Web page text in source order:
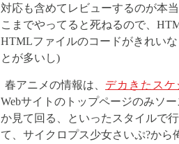
対応も含めてレビューするのが本
こまでやってると死ねるので、
HTMLファイルのコードがきれい
とが多いし)
春アニメの情報は、 デカきたスケ
Webサイトのトップページのみソ
か見て回る、といったスタイルで
て、サイクロプス少女さいぷ?か